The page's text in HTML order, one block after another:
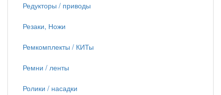
Редукторы / приводы
Резаки, Ножи
Ремкомплекты / КИТы
Ремни / ленты
Ролики / насадки